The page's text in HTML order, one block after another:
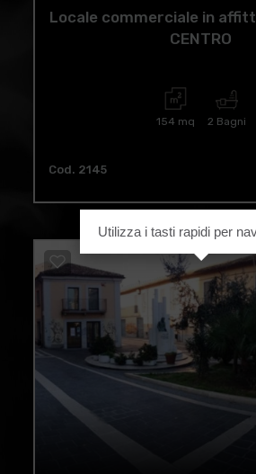
Locale commerciale in
CENTRO
154 mq 2 Bagni
Cod. 2145
Utilizza i tasti rapidi per